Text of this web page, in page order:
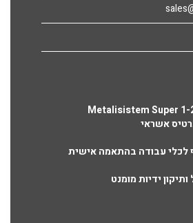
לכלי עבודה בהתאמה אישית
ידיות מומנט